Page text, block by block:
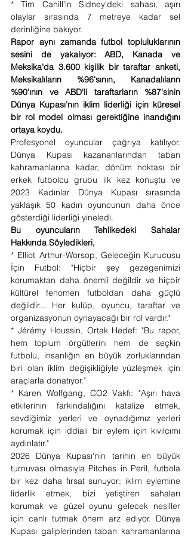
* Tim Cahill'in Sidney'deki sahası, aşırı
olaylar sırasında 7 metreye kadar sel
derinliğine bakıyor.
Rapor aynı zamanda futbol topluluklarının
sesini de yakalıyor: ABD, Kanada ve
Meksika'da 3.600 kişilik bir taraftar anketi,
Meksikalıların %96'sının, Kanadalıların
%90'ının ve ABD'li taraftarların %87'sinin
Dünya Kupası'nın iklim liderliği için küresel
bir rol model olması gerektiğine inandığını
ortaya koydu.
Profesyonel oyuncular çağrıya katılıyor.
Dünya Kupası kazananlarından taban
kahramanlarına kadar, dönüm noktası bir
erkek futbolcu grubu ilk kez konuştu ve
2023 Kadınlar Dünya Kupası sırasında
yaklaşık 50 kadın oyuncunun daha önce
gösterdiği liderliği yineledi.
Bu oyuncuların Tehlikedeki Sahalar
Hakkında Söyledikleri,
* Elliot Arthur-Worsop, Geleceğin Kurucusu
İçin Futbol: "Hiçbir şey gezegenimizi
korumaktan daha önemli değildir ve hiçbir
kültürel fenomen futboldan daha güçlü
değildir... Her kulüp, oyuncu, taraftar ve
organizasyonun oynayacağı bir rol vardır."
* Jérémy Houssin, Ortak Hedef: "Bu rapor,
hem toplum örgütlerini hem de seçkin
futbolu, insanlığın en büyük zorluklarından
biri olan iklim değişikliğiyle yüzleşmek için
araçlarla donatıyor."
* Karen Wolfgang, CO2 Vakfı: "Aşırı hava
etkilerinin farkındalığını katalize etmek,
sevdiğimiz yerleri ve oynadığımız yerleri
korumak için iddialı bir eylem için kıvılcımı
aydınlatır."
2026 Dünya Kupası'nın tarihin en büyük
turnuvası olmasıyla Pitches in Peril, futbola
bir kez daha fırsat sunuyor: iklim eylemine
liderlik etmek, bizi yetiştiren sahaları
korumak ve güzel oyunu gelecek nesiller
için canlı tutmak önem arz ediyor. Dünya
Kupası galiplerinden taban kahramanlarına